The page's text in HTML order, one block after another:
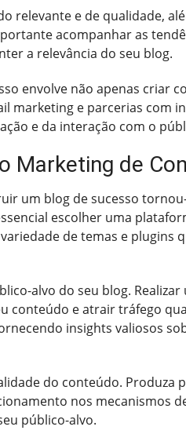
relevante e de qualidade,
acompanhar as
a relevância do seu blog.
envolve não apenas criar
marketing e parcerias com
e da interação com o
Marketing de
um blog de sucesso
escolher uma
de temas e plugins
alvo do seu blog.
conteúdo e atrair tráfego
insights valiosos
do conteúdo. Produza
nos mecanismos
público-alvo.